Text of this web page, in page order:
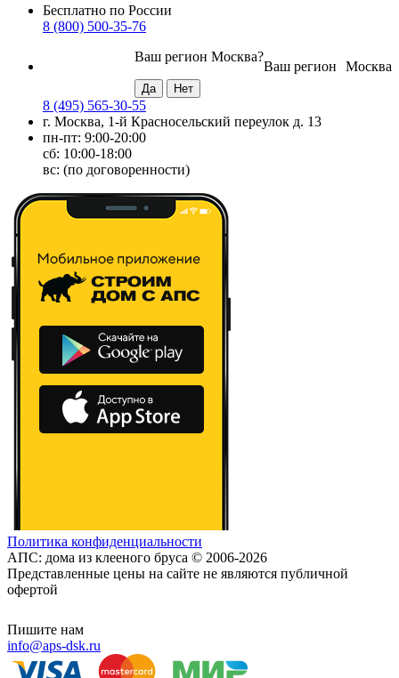
Бесплатно по России
8 (800) 500-35-76
Москва
Ваш регион
Ваш регион Москва?
8 (495) 565-30-55
г. Москва, 1-й Красносельский переулок д. 13
пн-пт: 9:00-20:00
сб: 10:00-18:00
вс: (по договоренности)
Политика конфиденциальности
АПС: дома из клееного бруса © 2006-2026
Представленные цены на сайте не являются публичной
офертой
Пишите нам
info@aps-dsk.ru